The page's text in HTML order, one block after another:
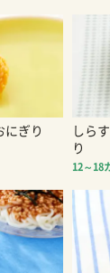
にぎり
しら
り
12～18